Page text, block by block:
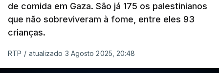
de comida em Gaza. São já 175 os palestinianos
que não sobreviveram à fome, entre eles 93
crianças.
RTP / atualizado 3 Agosto 2025, 20:48